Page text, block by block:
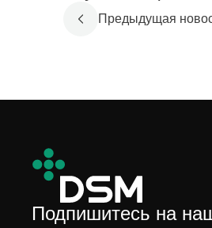
Предыдущая
Подпишитесь на